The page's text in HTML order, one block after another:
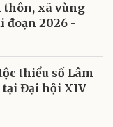
thôn, xã vùng
đoạn 2026 -
thiểu số Lâm
Đại hội XIV